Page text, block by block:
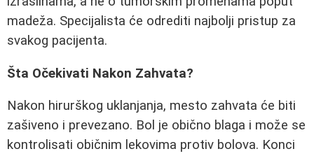
madeža. Specijalista će odrediti najbolji pristup za
svakog pacijenta.
Šta Očekivati Nakon Zahvata?
Nakon hirurškog uklanjanja, mesto zahvata će biti
zašiveno i prevezano. Bol je obično blaga i može se
kontrolisati običnim lekovima protiv bolova. Konci